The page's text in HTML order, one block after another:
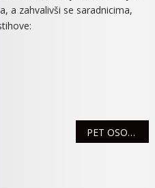
a zahvalivši se saradnicima,
PET OSOBA POVREĐENO U SAOBRAĆAJU